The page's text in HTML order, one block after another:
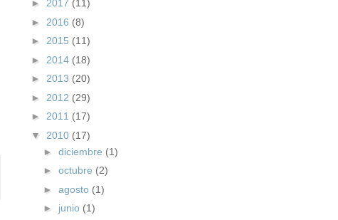
► 2017 (11)
► 2016 (8)
► 2015 (11)
► 2014 (18)
► 2013 (20)
► 2012 (29)
► 2011 (17)
▼ 2010 (17)
► diciembre (1)
► octubre (2)
► agosto (1)
► junio (1)